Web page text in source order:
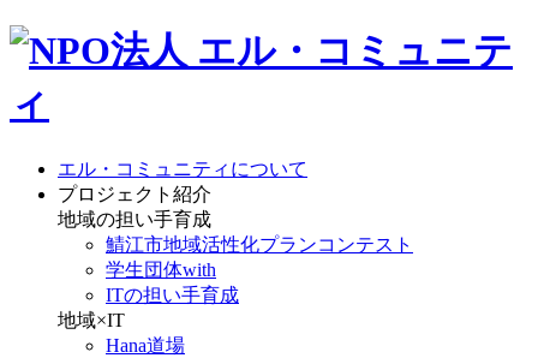
エル・コミュニティについて
プロジェクト紹介
地域の担い手育成
鯖江市地域活性化プランコンテスト
学生団体with
ITの担い手育成
地域×IT
Hana道場